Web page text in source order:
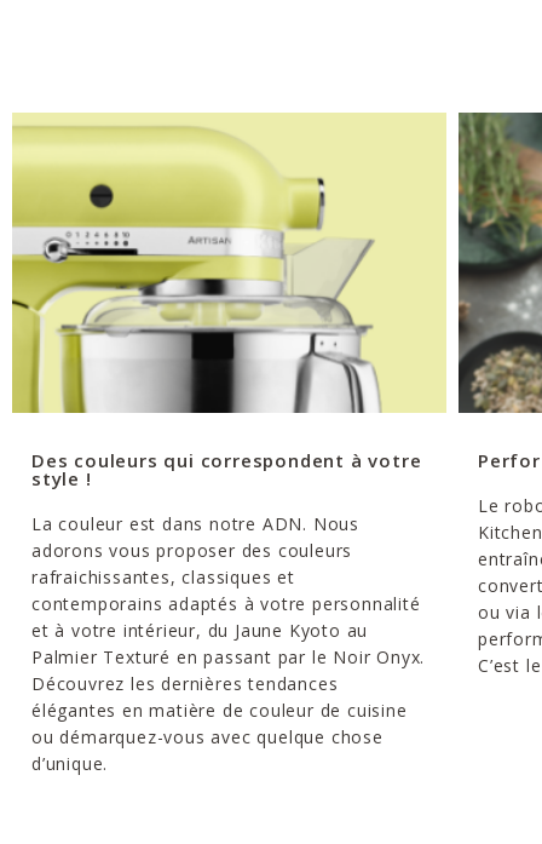
Des couleurs qui correspondent à votre
style !
La couleur est dans notre ADN. Nous
adorons vous proposer des couleurs
rafraichissantes, classiques et
contemporains adaptés à votre personnalité
et à votre intérieur, du Jaune Kyoto au
Palmier Texturé en passant par le Noir Onyx.
Découvrez les dernières tendances
élégantes en matière de couleur de cuisine
ou démarquez-vous avec quelque chose
d’unique.
Le
ou via
C’est